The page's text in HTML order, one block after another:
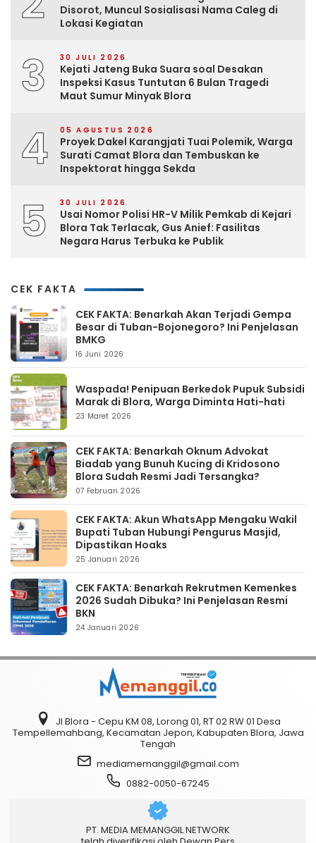
Disorot, Muncul Sosialisasi Nama Caleg di
Lokasi Kegiatan
3 30 JULI 2026
Kejati Jateng Buka Suara soal Desakan
Inspeksi Kasus Tuntutan 6 Bulan Tragedi
Maut Sumur Minyak Blora
4 05 AGUSTUS 2026
Proyek Dakel Karangjati Tuai Polemik, Warga
Surati Camat Blora dan Tembuskan ke
Inspektorat hingga Sekda
5 30 JULI 2026
Usai Nomor Polisi HR-V Milik Pemkab di Kejari
Blora Tak Terlacak, Gus Anief: Fasilitas
Negara Harus Terbuka ke Publik
CEK FAKTA
CEK FAKTA: Benarkah Akan Terjadi Gempa
Besar di Tuban-Bojonegoro? Ini Penjelasan
BMKG
16 Juni 2026
Waspada! Penipuan Berkedok Pupuk Subsidi
Marak di Blora, Warga Diminta Hati-hati
23 Maret 2026
CEK FAKTA: Benarkah Oknum Advokat
Biadab yang Bunuh Kucing di Kridosono
Blora Sudah Resmi Jadi Tersangka?
07 Februari 2026
CEK FAKTA: Akun WhatsApp Mengaku Wakil
Bupati Tuban Hubungi Pengurus Masjid,
Dipastikan Hoaks
25 Januari 2026
CEK FAKTA: Benarkah Rekrutmen Kemenkes
2026 Sudah Dibuka? Ini Penjelasan Resmi
BKN
24 Januari 2026
Jl Blora - Cepu KM 08, Lorong 01, RT 02 RW 01 Desa
Tempellemahbang, Kecamatan Jepon, Kabupaten Blora, Jawa
Tengah
mediamemanggil@gmail.com
0882-0050-67245
PT. MEDIA MEMANGGIL NETWORK